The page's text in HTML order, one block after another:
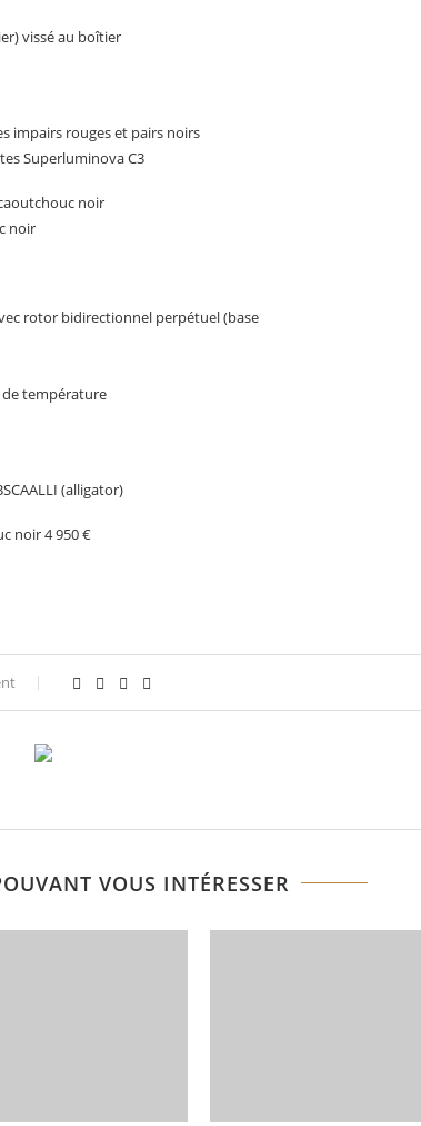
vissé au boîtier
impairs rouges et pairs noirs
Superluminova C3
noir
noir
rotor bidirectionnel perpétuel (base
de température
(alligator)
noir 4 950 €
VOUS INTÉRESSER